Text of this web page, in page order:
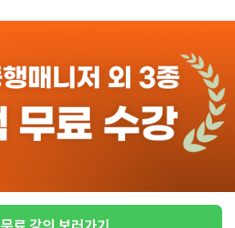
일자리정보 더보기